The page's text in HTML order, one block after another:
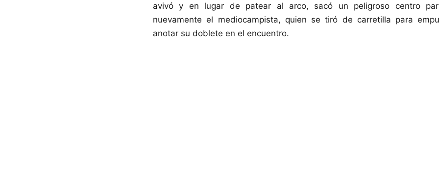
avivó y en lugar de patear al arco, sacó un peligroso centro
nuevamente el mediocampista, quien se tiró de carretilla para
anotar su doblete en el encuentro.